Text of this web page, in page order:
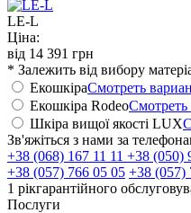
LE-L
Ціна:
від 14 391 грн
* Залежить від вибору
ЕкошкіраСмотреть
Екошкіра RodeoСмотреть
Шкіра вищої якості LUX
Зв'яжіться з нами за
+38 (068) 167 11 11 +38 (050)
+38 (057) 766 05 05 +38 (057)
1 рікгарантійного
Послуги